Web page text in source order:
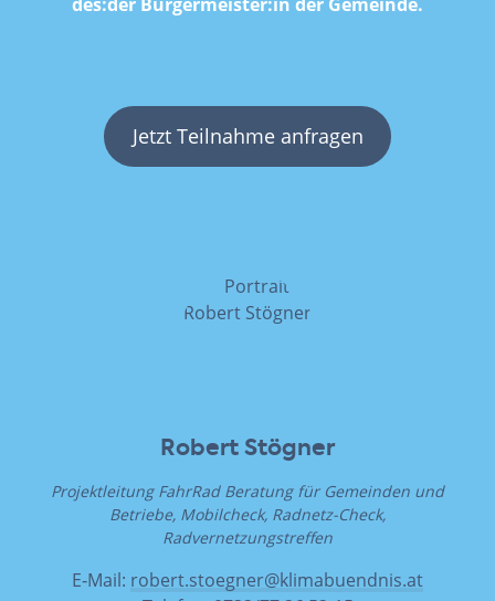
Jetzt Teilnahme anfragen
Robert Stögner
Projektleitung FahrRad Beratung für Gemeinden und
Betriebe, Mobilcheck, Radnetz-Check,
Radvernetzungstreffen
E‑Mail: robert.stoegner@klimabuendnis.at